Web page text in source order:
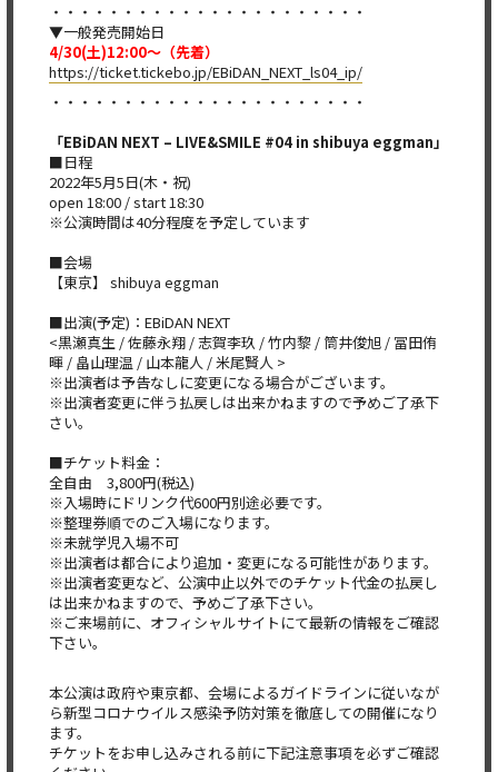
・・・・・・・・・・・・・・・・・・・・・・
▼一般発売開始日
4/30(土)12:00〜（先着）
https://ticket.tickebo.jp/EBiDAN_NEXT_ls04_ip/
・・・・・・・・・・・・・・・・・・・・・・
「EBiDAN NEXT – LIVE&SMILE #04 in shibuya eggman」
■日程
2022年5月5日(木・祝)
open 18:00 / start 18:30
※公演時間は40分程度を予定しています
■会場
【東京】 shibuya eggman
■出演(予定)：EBiDAN NEXT
<黒瀬真生 / 佐藤永翔 / 志賀李玖 / 竹内黎 / 筒井俊旭 / 冨田侑
暉 / 畠山理温 / 山本龍人 / 米尾賢人 >
※出演者は予告なしに変更になる場合がございます。
※出演者変更に伴う払戻しは出来かねますので予めご了承下
さい。
■チケット料金：
全自由 3,800円(税込)
※入場時にドリンク代600円別途必要です。
※整理券順でのご入場になります。
※未就学児入場不可
※出演者は都合により追加・変更になる可能性があります。
※出演者変更など、公演中止以外でのチケット代金の払戻し
は出来かねますので、予めご了承下さい。
※ご来場前に、オフィシャルサイトにて最新の情報をご確認
下さい。
本公演は政府や東京都、会場によるガイドラインに従いなが
ら新型コロナウイルス感染予防対策を徹底しての開催になり
ます。
チケットをお申し込みされる前に下記注意事項を必ずご確認